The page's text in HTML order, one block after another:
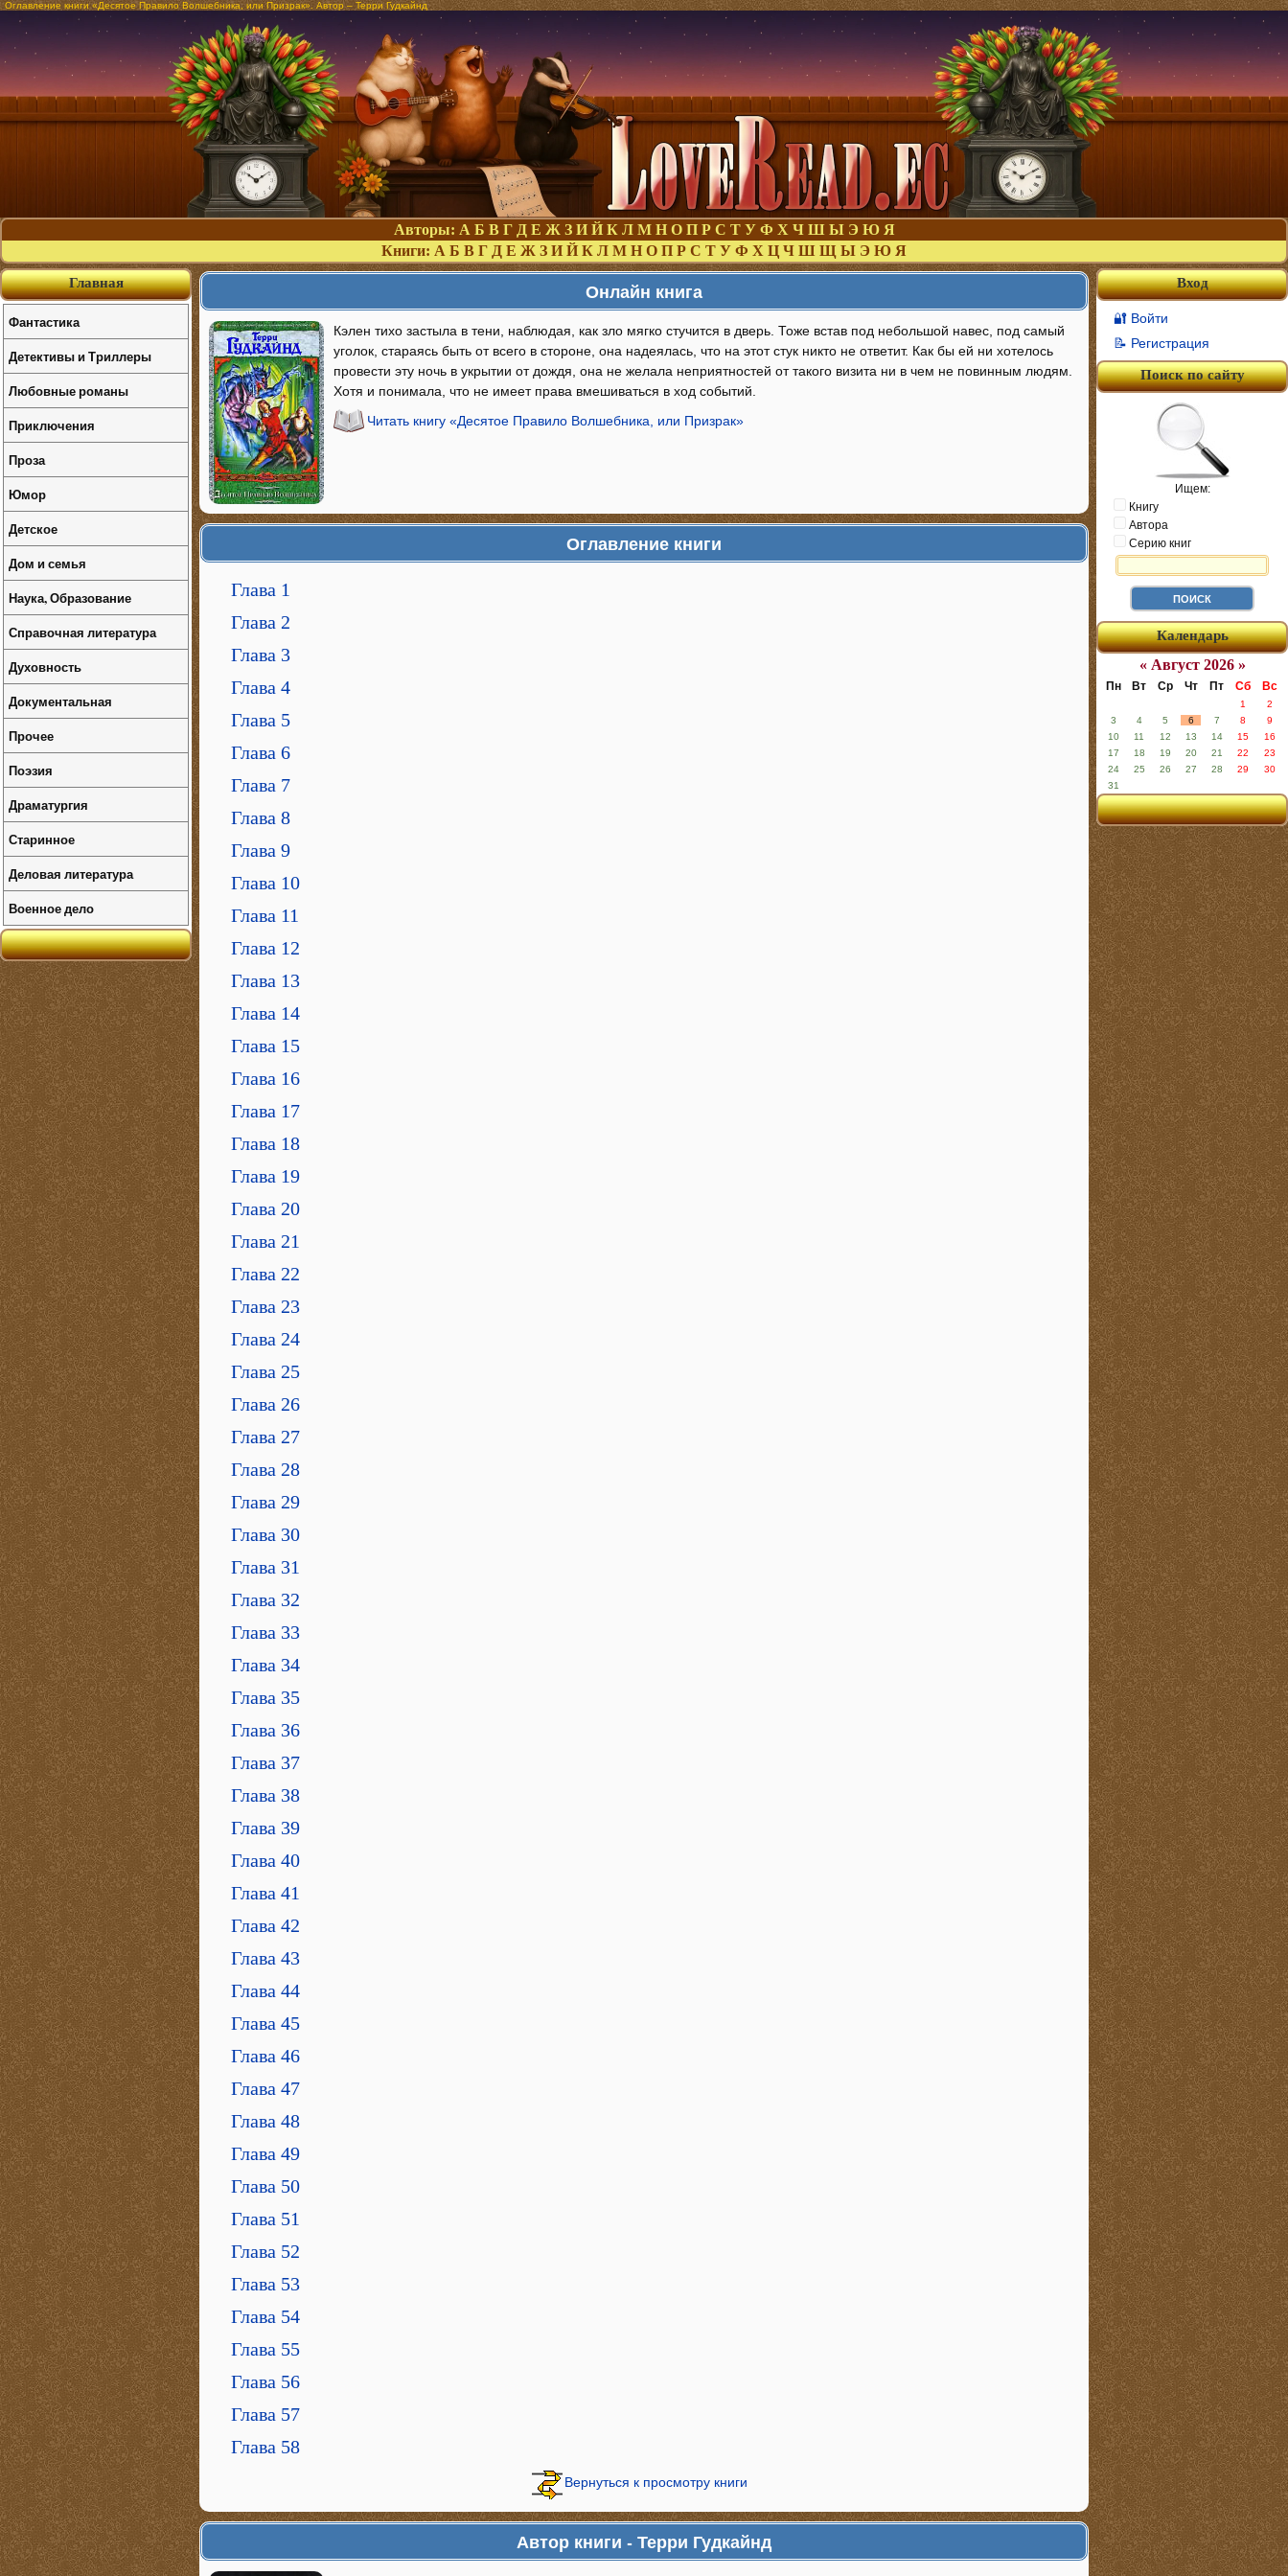
Оглавление книги «Десятое Правило Волшебника, или Призрак». Автор – Терри Гудкайнд
Авторы: А Б В Г Д Е Ж З И Й К Л М Н О П Р С Т У Ф Х Ч Ш Ы Э Ю Я
Книги: А Б В Г Д Е Ж З И Й К Л М Н О П Р С Т У Ф Х Ц Ч Ш Щ Ы Э Ю Я
Онлайн книга
Кэлен тихо застыла в тени, наблюдая, как зло мягко стучится в дверь. Тоже встав под небольшой навес, под самый
уголок, стараясь быть от всего в стороне, она надеялась, что на этот стук никто не ответит. Как бы ей ни хотелось
провести эту ночь в укрытии от дождя, она не желала неприятностей от такого визита ни в чем не повинным людям.
Хотя и понимала, что не имеет права вмешиваться в ход событий.
Читать книгу «Десятое Правило Волшебника, или Призрак»
Оглавление книги
Глава 1
Глава 2
Глава 3
Глава 4
Глава 5
Глава 6
Глава 7
Глава 8
Глава 9
Глава 10
Глава 11
Глава 12
Глава 13
Глава 14
Глава 15
Глава 16
Глава 17
Глава 18
Глава 19
Глава 20
Глава 21
Глава 22
Глава 23
Глава 24
Глава 25
Глава 26
Глава 27
Глава 28
Глава 29
Глава 30
Глава 31
Глава 32
Глава 33
Глава 34
Глава 35
Глава 36
Глава 37
Глава 38
Глава 39
Глава 40
Глава 41
Глава 42
Глава 43
Глава 44
Глава 45
Глава 46
Глава 47
Глава 48
Глава 49
Глава 50
Глава 51
Глава 52
Глава 53
Глава 54
Глава 55
Глава 56
Глава 57
Глава 58
Вернуться к просмотру книги
Автор книги - Терри Гудкайнд
Вход
🔐 Войти
📝 Регистрация
Поиск по сайту
Ищем:
Книгу
Автора
Серию книг
Календарь
« Август 2026 »
Пн Вт Ср Чт Пт Сб Вс
1
2
3
4 5 6 7 8
9
10
11 12 13 14 15
16
17
18 19 20 21 22
23
24
25 26 27 28 29
30
31
Главная
Фантастика
Детективы и Триллеры
Любовные романы
Приключения
Проза
Юмор
Детское
Дом и семья
Наука, Образование
Справочная литература
Духовность
Документальная
Прочее
Поэзия
Драматургия
Старинное
Деловая литература
Военное дело